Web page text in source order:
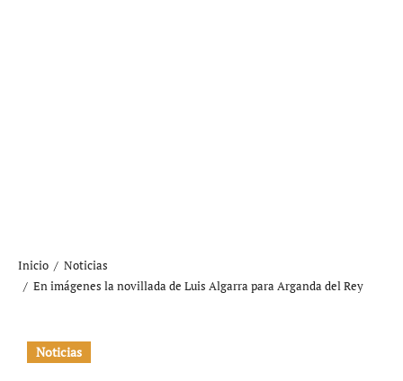
Inicio
Noticias
En imágenes la novillada de Luis Algarra para Arganda del Rey
Noticias